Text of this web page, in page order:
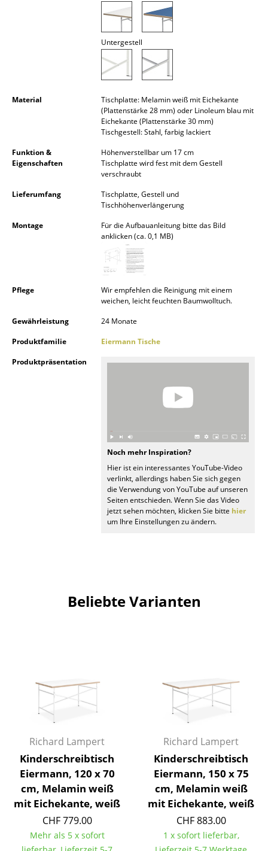
Outdoor-Leuchten
Einzelbetten
Nachttische & Bettzubehör
Aufbewahrungsboxen
Schlafzimmer
Kinderzimmer
Arbeitszimmer
Diele
Badezimmer
Stauraum
Balkon & Garten
Untergestell
Material
Tischplatte: Melamin weiß mit Eichekante
(Plattenstärke 28 mm) oder Linoleum blau mit
Eichekante (Plattenstärke 30 mm)
Tischgestell: Stahl, farbig lackiert
Funktion &
Eigenschaften
Höhenverstellbar um 17 cm
Tischplatte wird fest mit dem Gestell
verschraubt
Lieferumfang
Tischplatte, Gestell und
Tischhöhenverlängerung
Montage
Für die Aufbauanleitung bitte das Bild
anklicken (ca. 0,1 MB)
Pflege
Wir empfehlen die Reinigung mit einem
weichen, leicht feuchten Baumwolltuch.
Gewährleistung
24 Monate
Produktfamilie
Eiermann Tische
Produktpräsentation
Noch mehr Inspiration?
Hier ist ein interessantes YouTube-Video
verlinkt, allerdings haben Sie sich gegen
die Verwendung von YouTube auf unseren
Seiten entschieden. Wenn Sie das Video
jetzt sehen möchten, klicken Sie bitte hier
um Ihre Einstellungen zu ändern.
Beliebte Varianten
Richard Lampert
Kinderschreibtisch
Eiermann, 120 x 70
cm, Melamin weiß
mit Eichekante, weiß
CHF 779.00
Mehr als 5 x sofort
Richard Lampert
Kinderschreibtisch
Eiermann, 150 x 75
cm, Melamin weiß
mit Eichekante, weiß
CHF 883.00
1 x sofort lieferbar,